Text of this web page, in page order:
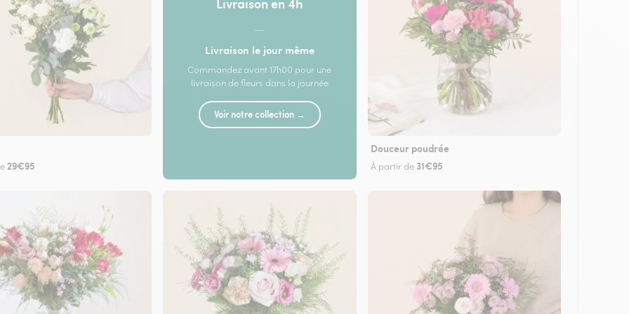
29€95
—
Livraison le jour même
Commandez avant 17h00 pour une
livraison de fleurs dans la journée
Voir notre collection →
Douceur poudrée
À partir de 31€95